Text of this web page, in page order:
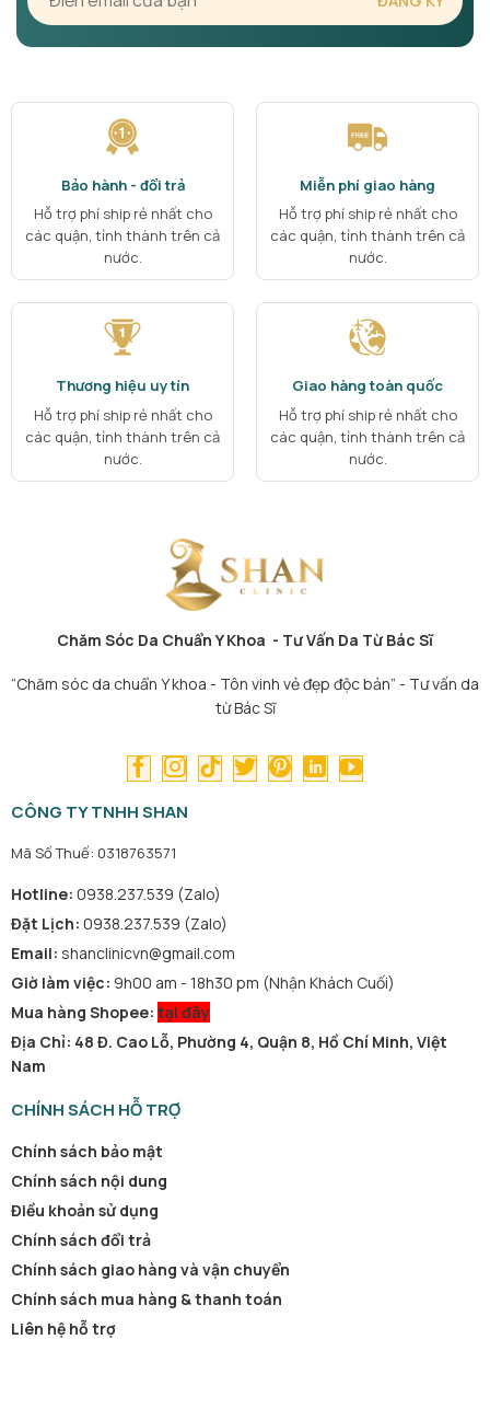
Bảo hành - đổi trả
Hỗ trợ phí ship rẻ nhất cho
các quận, tỉnh thành trên cả
nước.
Miễn phí giao hàng
Hỗ trợ phí ship rẻ nhất cho
các quận, tỉnh thành trên cả
nước.
Thương hiệu uy tín
Hỗ trợ phí ship rẻ nhất cho
các quận, tỉnh thành trên cả
nước.
Giao hàng toàn quốc
Hỗ trợ phí ship rẻ nhất cho
các quận, tỉnh thành trên cả
nước.
Chăm Sóc Da Chuẩn Y Khoa - Tư Vấn Da Từ Bác Sĩ
“Chăm sóc da chuẩn Y khoa - Tôn vinh vẻ đẹp độc bản” - Tư vấn da
từ Bác Sĩ
CÔNG TY TNHH SHAN
Mã Số Thuế: 0318763571
Hotline: 0938.237.539 (Zalo)
Đặt Lịch: 0938.237.539 (Zalo)
Email: shanclinicvn@gmail.com
Giờ làm việc: 9h00 am - 18h30 pm (Nhận Khách Cuối)
Mua hàng Shopee: tại đây
Địa Chỉ: 48 Đ. Cao Lỗ, Phường 4, Quận 8, Hồ Chí Minh, Việt
Nam
CHÍNH SÁCH HỖ TRỢ
Chính sách bảo mật
Chính sách nội dung
Điều khoản sử dụng
Chính sách đổi trả
Chính sách giao hàng và vận chuyển
Chính sách mua hàng & thanh toán
Liên hệ hỗ trợ